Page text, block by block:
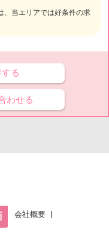
、当エリアでは好条件の求
る
わせる
会社概要